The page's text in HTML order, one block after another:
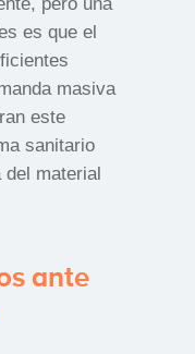
es que el
masiva
este
sanitario
del material
ante